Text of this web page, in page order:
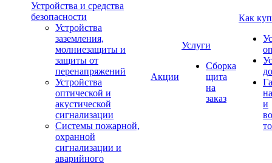
Устройства и средства
безопасности
Устройства
заземления,
молниезащиты и
защиты от
перенапряжений
Устройства
оптической и
акустической
сигнализации
Системы пожарной,
охранной
сигнализации и
аварийного
Акции
Услуги
Сборка
щита
на
заказ
Как
и